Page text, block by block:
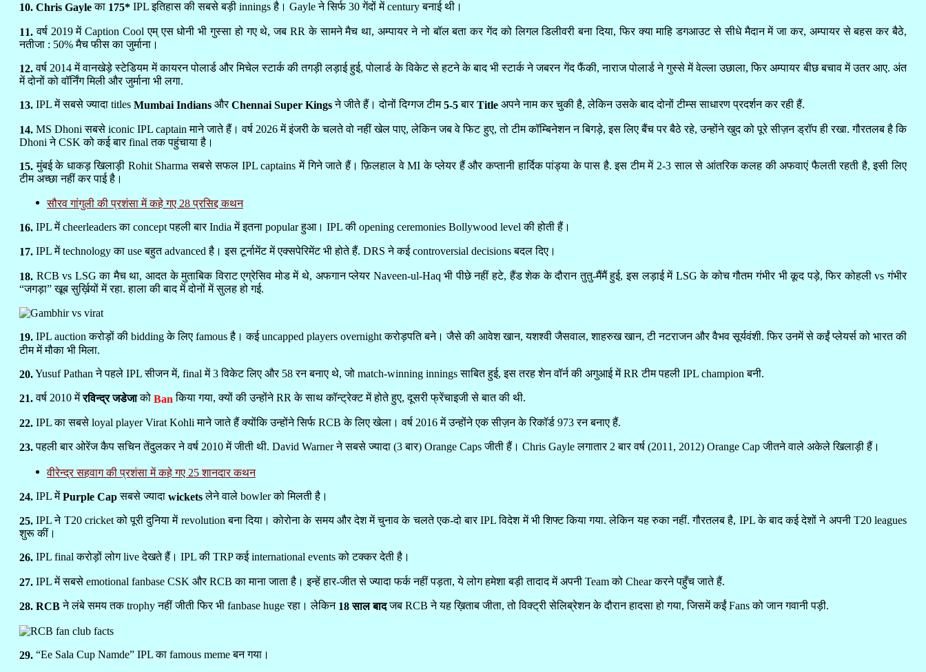
10. Chris Gayleका 175* IPL इतिहास की सबसे बड़ी innings है। Gayle ने सिर्फ 30 गेंदों में century बनाई थी।
11. वर्ष 2019 में Caption Cool एम् एस धोनी भी गुस्सा हो गए थे, जब RR के सामने मैच था, अम्पायर ने नो बॉल बता कर गेंद को लिगल डिलीवरी बना दिया, फिर क्या माहि डगआउट से सीधे मैदान में जा कर, अम्पायर से बहस कर बैठे,
नतीजा : 50% मैच फीस का जुर्माना।
12.वर्ष 2014 में वानखेड़े स्टेडियम में कायरन पोलार्ड और मिचेल स्टार्क की तगड़ी लड़ाई हुई, पोलार्ड के विकेट से हटने के बाद भी स्टार्क ने जबरन गेंद फैंकी, नाराज पोलार्ड ने गुस्से में वेल्ला उछाला, फिर अम्पायर बीछ बचाव में उतर आए. अंत
में दोनों को वॉर्निंग मिली और जुर्माना भी लगा.
13. IPL में सबसे ज्यादा titles Mumbai Indians औरChennai Super Kingsने जीते हैं। दोनों दिग्गज टीम5-5बारTitle अपने नाम कर चुकी है, लेकिन उसके बाद दोनों टीम्स साधारण प्रदर्शन कर रही हैं.
14. MS Dhoni सबसे iconic IPL captain माने जाते हैं। वर्ष 2026 में इंजरी के चलते वो नहीं खेल पाए, लेकिन जब वे फिट हुए, तो टीम कॉम्बिनेशन न बिगड़े, इस लिए बैंच पर बैठे रहे, उन्होंने खुद को पूरे सीज़न ड्रॉप ही रखा. गौरतलब है कि
Dhoni ने CSK को कई बार final तक पहुंचाया है।
15. मुंबई के धाकड़ खिलाड़ी Rohit Sharma सबसे सफल IPL captains में गिने जाते हैं। फ़िलहाल वे MI के प्लेयर हैं और कप्तानी हार्दिक पांड्या के पास है. इस टीम में 2-3 साल से आंतरिक कलह की अफवाएं फैलती रहती है, इसी लिए
टीम अच्छा नहीं कर पाई है।
सौरव गांगुली की प्रशंसा में कहे गए 28 प्रसिद्द कथन
16. IPL में cheerleaders का concept पहली बार India में इतना popular हुआ। IPL की opening ceremonies Bollywood level की होती हैं।
17. IPL में technology का use बहुत advanced है। इस टूर्नामेंट में एक्सपेरिमेंट भी होते हैं. DRS ने कई controversial decisions बदल दिए।
18. RCB vs LSG का मैच था, आदत के मुताबिक विराट एग्रेसिव मोड में थे, अफगान प्लेयर Naveen-ul-Haq भी पीछे नहीं हटे, हैंड शेक के दौरान तुतु-मैंमैं हुई, इस लड़ाई में LSG के कोच गौतम गंभीर भी कूद पड़े, फिर कोहली vs गंभीर
“जगड़ा” खूब सुर्ख़ियों में रहा. हाला की बाद में दोनों में सुलह हो गई.
19. IPL auction करोड़ों की bidding के लिए famous है। कई uncapped players overnight करोड़पति बने। जैसे की आवेश खान, यशश्वी जैसवाल, शाहरुख खान, टी नटराजन और वैभव सूर्यवंशी. फिर उनमें से कईं प्लेयर्स को भारत की
टीम में मौका भी मिला.
20.Yusuf Pathan ने पहले IPL सीजन में, final में 3 विकेट लिए और 58 रन बनाए थे, जो match-winning innings साबित हुई, इस तरह शेन वॉर्न की अगुआई में RR टीम पहली IPL champion बनी.
21.वर्ष 2010 मेंरविन्द्र जडेजाको Ban किया गया, क्यों की उन्होंने RR के साथ कॉन्ट्रेक्ट में होते हुए, दूसरी फ्रेंचाइजी से बात की थी.
22. IPL का सबसे loyal player Virat Kohli माने जाते हैं क्योंकि उन्होंने सिर्फ RCB के लिए खेला। वर्ष 2016 में उन्होंने एक सीज़न के रिकॉर्ड 973 रन बनाए हैं.
23.पहली बार ओरेंज कैप सचिन तेंदुलकर ने वर्ष 2010 में जीती थी. David Warner ने सबसे ज्यादा (3 बार) Orange Caps जीती हैं। Chris Gayle लगातार 2 बार वर्ष (2011, 2012) Orange Cap जीतने वाले अकेले खिलाड़ी हैं।
वीरेन्द्र सहवाग की प्रशंसा में कहे गए 25 शानदार कथन
24. IPL मेंPurple Capसबसे ज्यादा wicketsलेने वाले bowler को मिलती है।
25. IPL ने T20 cricket को पूरी दुनिया में revolution बना दिया। कोरोना के समय और देश में चुनाव के चलते एक-दो बार IPL विदेश में भी शिफ्ट किया गया. लेकिन यह रुका नहीं. गौरतलब है, IPL के बाद कई देशों ने अपनी T20 leagues
शुरू कीं।
26. IPL final करोड़ों लोग live देखते हैं। IPL की TRP कई international events को टक्कर देती है।
27. IPL में सबसे emotional fanbase CSK और RCB का माना जाता है। इन्हें हार-जीत से ज्यादा फर्क नहीं पड़ता, ये लोग हमेशा बड़ी तादाद में अपनी Team को Chear करने पहुँच जाते हैं.
28. RCBने लंबे समय तक trophy नहीं जीती फिर भी fanbase huge रहा। लेकिन 18 साल बादजब RCB ने यह ख़िताब जीता, तो विक्ट्री सेलिब्रेशन के दौरान हादसा हो गया, जिसमें कईं Fans को जान गवानी पड़ी.
29. “Ee Sala Cup Namde” IPL का famous meme बन गया।